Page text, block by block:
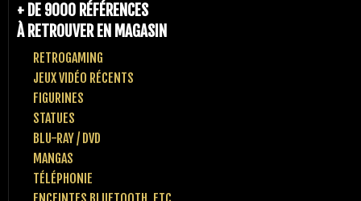
+ DE 9000 RÉFÉRENCES
À RETROUVER EN MAGASIN
RETROGAMING
JEUX VIDÉO RÉCENTS
FIGURINES
STATUES
BLU-RAY / DVD
MANGAS
TÉLÉPHONIE